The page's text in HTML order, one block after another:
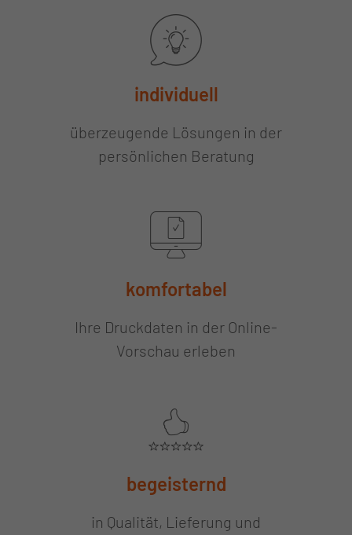
individuell
überzeugende Lösungen in der
persönlichen Beratung
komfortabel
Ihre Druckdaten in der Online-
Vorschau erleben
begeisternd
in Qualität, Lieferung und